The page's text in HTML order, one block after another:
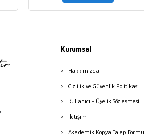
Kurumsal
Hakkımızda
Gizlilik ve Güvenlik Politikası
Kullanıcı - Üyelik Sözleşmesi
İletişim
Akademik Kopya Talep Formu